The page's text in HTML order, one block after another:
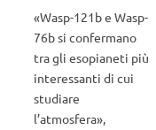
«Wasp-121b e Wasp-
76b si confermano
tra gli esopianeti più
interessanti di cui
studiare
l’atmosfera»,